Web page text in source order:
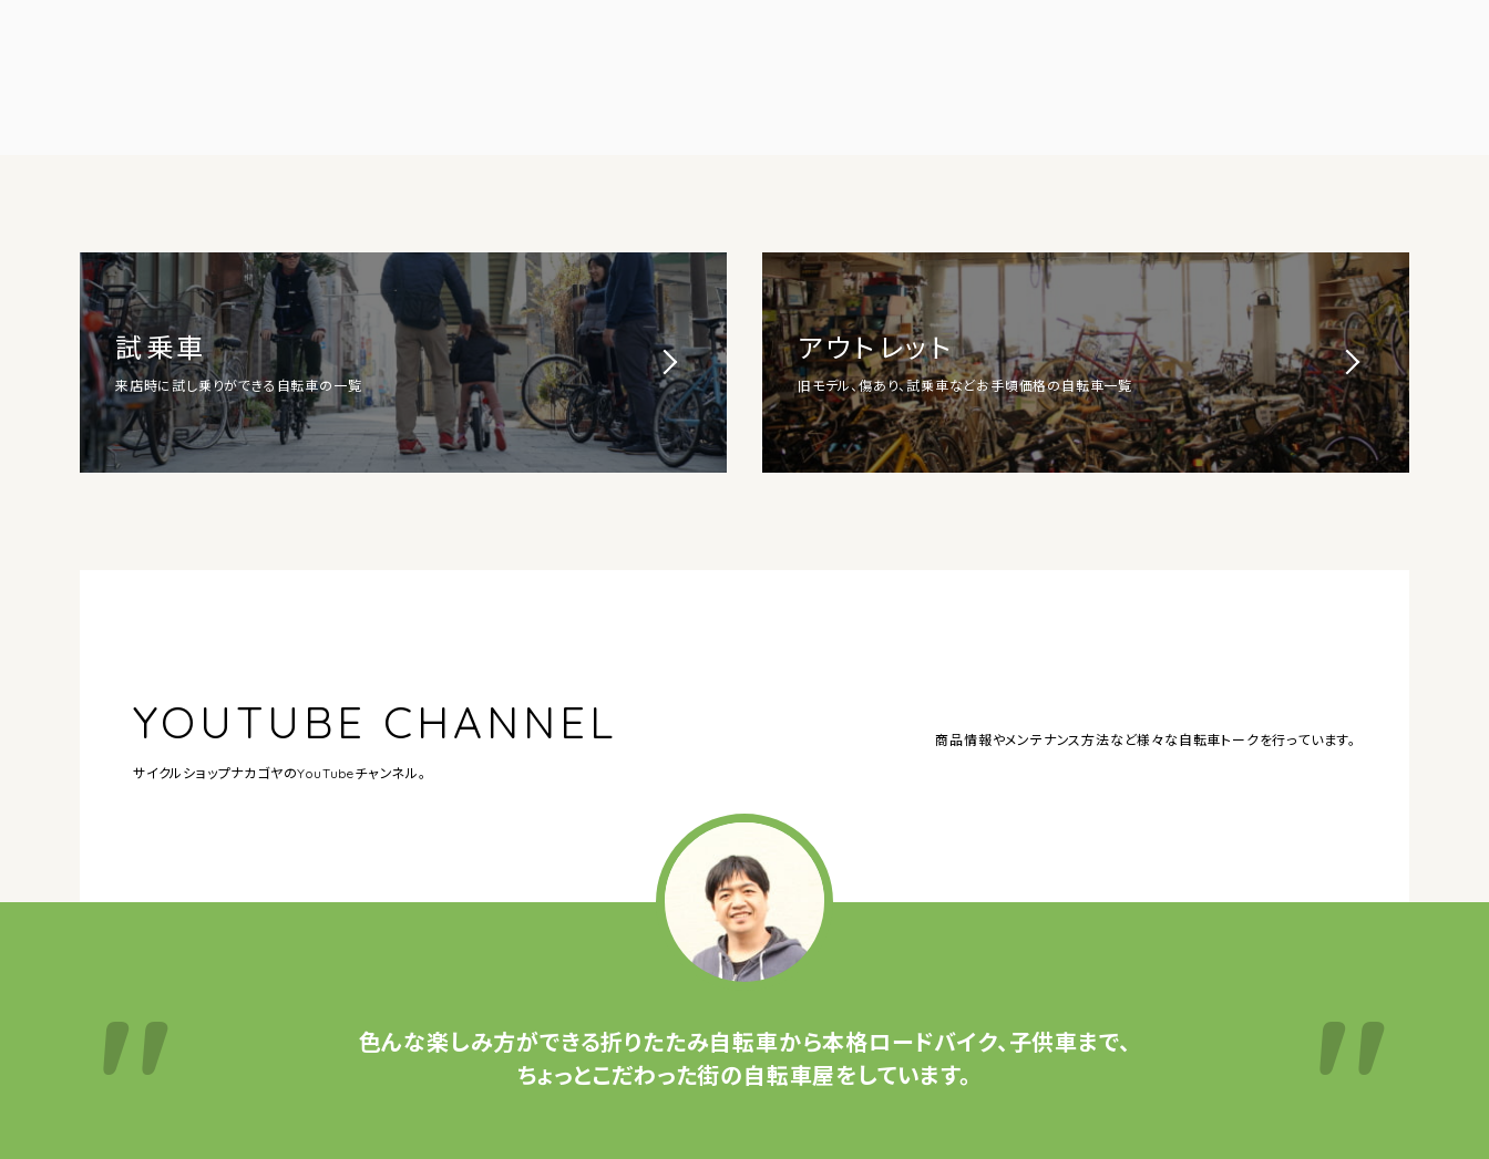
試乗車
来店時に試し乗りができる自転車の一覧
アウトレット
旧モデル、傷あり、試乗車などお手頃価格の自転車一覧
YOUTUBE CHANNEL
サイクルショップナカゴヤのYouTubeチャンネル。
商品情報やメンテナンス方法など様々な自転車トークを行っています。
色んな楽しみ方ができる折りたたみ自転車から本格ロードバイク、子供車まで、
ちょっとこだわった街の自転車屋をしています。